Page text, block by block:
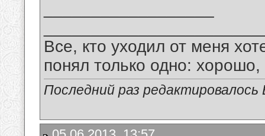
Все, кто уходил от меня
понял только одно:
Последний раз